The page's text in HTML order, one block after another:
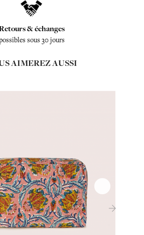
& échanges
sous 30 jours
AIMEREZ AUSSI